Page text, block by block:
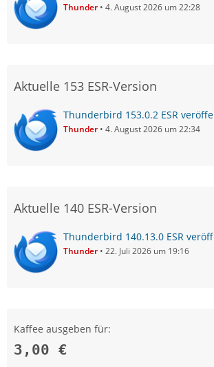
Thunder 4. August 2026 um 22:28
Aktuelle 153 ESR-Version
Thunderbird 153.0.2 ESR
Thunder 4. August 2026 um 22:34
Aktuelle 140 ESR-Version
Thunderbird 140.13.0 ESR
Thunder 22. Juli 2026 um 19:16
Kaffee ausgeben für:
3,00 €